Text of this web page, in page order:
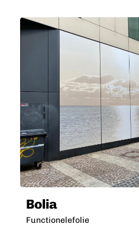
Bolia
Functionelefolie